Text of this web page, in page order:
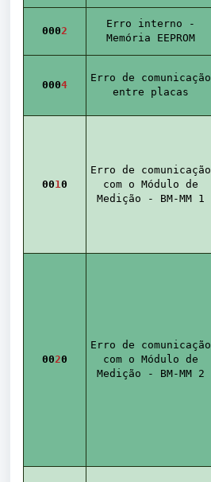
0002
Erro interno -
Memória EEPROM
0004
Erro de comunicação
entre placas
001 0
Erro de comunicação
com o Módulo de
Medição - BM-MM 1
0020
Erro de comunicação
com o Módulo de
Medição - BM-MM 2